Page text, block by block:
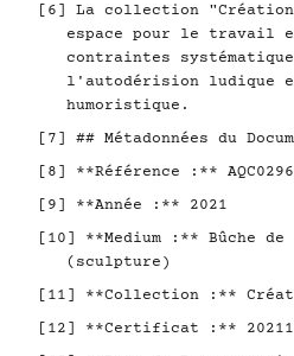
[6] La collection "Créations
espace pour le travail
contraintes
l'autodérision ludique
humoristique.
[7] ## Métadonnées du
[8] **Référence :** AQC0296
[9] **Année :** 2021
[10] **Medium :** Bûche de
(sculpture)
[11] **Collection :**
[12] **Certificat :**